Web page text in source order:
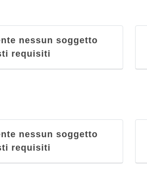
nessun soggetto
requisiti
nessun soggetto
requisiti